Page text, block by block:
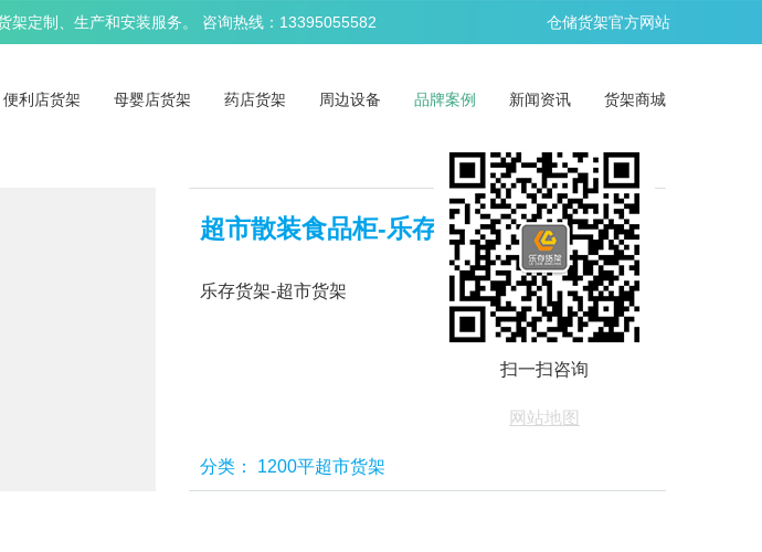
架定制、生产和安装服务。 咨询热线：13395055582 仓储货架官方网站
便利店货架 母婴店货架 药店货架 周边设备 品牌案例 新闻资讯 货架商城
超市散装食品柜-乐存货架
乐存货架-超市货架
分类： 1200平超市货架
扫一扫咨询
网站地图